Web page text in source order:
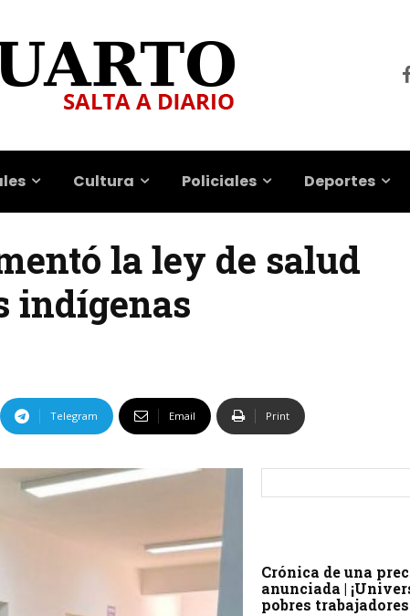
Cultura Policiales Deportes
la ley de salud
indígenas
Telegram Email Print
Crónica de una
anunciada |
pobres